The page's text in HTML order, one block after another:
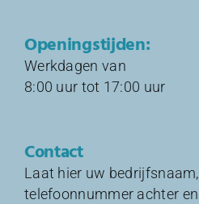
Openingstijden:
Werkdagen van
8:00 uur tot 17:00 uur
Contact
Laat hier uw
telefoonnummer achter